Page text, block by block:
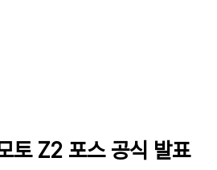
토 Z2 포스 공식 발표